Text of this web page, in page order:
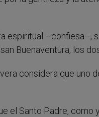
espiritual –confiesa–,
Buenaventura, los
considera que uno
el Santo Padre,